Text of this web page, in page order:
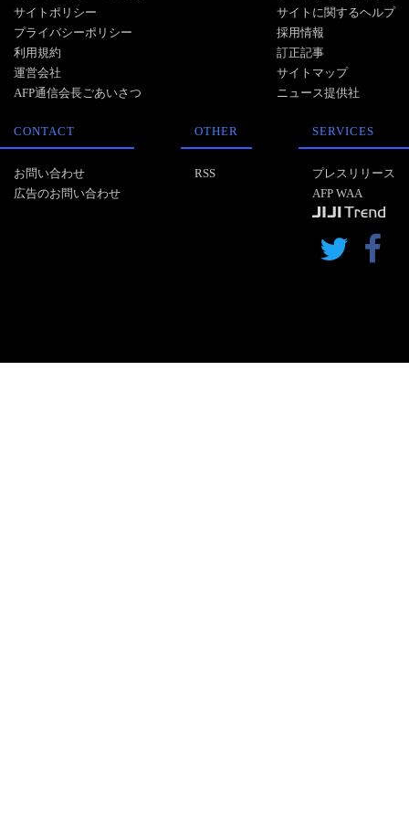
サイトポリシー
プライバシーポリシー
利用規約
運営会社
AFP通信会長ごあいさつ
サイトに関するヘルプ
採用情報
訂正記事
サイトマップ
ニュース提供社
CONTACT
お問い合わせ
広告のお問い合わせ
OTHER
RSS
SERVICES
プレスリリース
AFP WAA